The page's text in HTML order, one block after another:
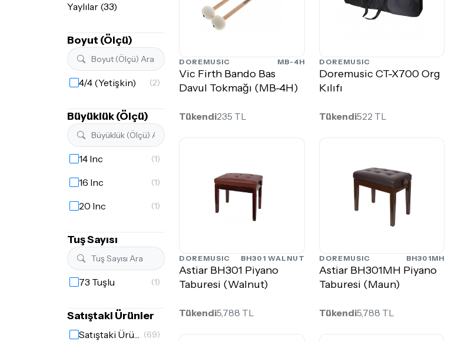
Yaylılar (33)
Boyut (Ölçü)
4/4 (Yetişkin) (2)
Büyüklük (Ölçü)
14 Inc (1)
16 Inc (1)
20 Inc (1)
Tuş Sayısı
73 Tuşlu (1)
Satıştaki Ürünler
Satıştaki Ürünler (69)
DOREMUSIC MB-4H
Vic Firth Bando Bas
Davul Tokmağı (MB-4H)
Tükendi235 TL
DOREMUSIC
Doremusic CT-X700 Org
Kılıfı
Tükendi522 TL
DOREMUSIC BH301 WALNUT
Astiar BH301 Piyano
Taburesi (Walnut)
Tükendi5,788 TL
DOREMUSIC BH301MH
Astiar BH301MH Piyano
Taburesi (Maun)
Tükendi5,788 TL